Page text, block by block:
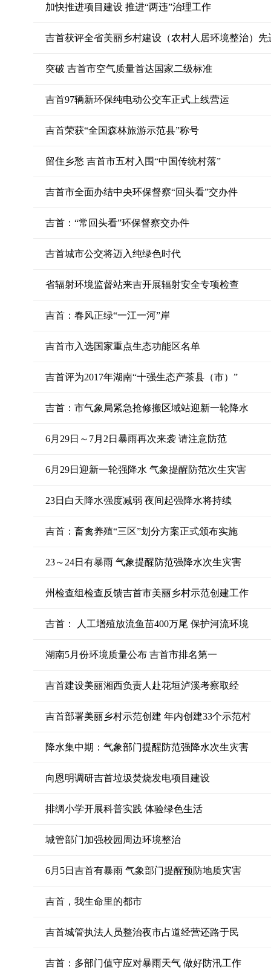
加快推进项目建设 推进“两违”治理工作
吉首获评全省美丽乡村建设（农村人居环境整治）先
突破 吉首市空气质量首达国家二级标准
吉首97辆新环保纯电动公交车正式上线营运
吉首荣获“全国森林旅游示范县”称号
留住乡愁 吉首市五村入围“中国传统村落”
吉首市全面办结中央环保督察“回头看”交办件
吉首：“常回头看”环保督察交办件
吉首城市公交将迈入纯绿色时代
省辐射环境监督站来吉开展辐射安全专项检查
吉首：春风正绿“一江一河”岸
吉首市入选国家重点生态功能区名单
吉首评为2017年湖南“十强生态产茶县（市）”
吉首：市气象局紧急抢修搬区域站迎新一轮降水
6月29日～7月2日暴雨再次来袭 请注意防范
6月29日迎新一轮强降水 气象提醒防范次生灾害
23日白天降水强度减弱 夜间起强降水将持续
吉首：畜禽养殖“三区”划分方案正式颁布实施
23～24日有暴雨 气象提醒防范强降水次生灾害
州检查组检查反馈吉首市美丽乡村示范创建工作
吉首： 人工增殖放流鱼苗400万尾 保护河流环境
湖南5月份环境质量公布 吉首市排名第一
吉首建设美丽湘西负责人赴花垣泸溪考察取经
吉首部署美丽乡村示范创建 年内创建33个示范村
降水集中期：气象部门提醒防范强降水次生灾害
向恩明调研吉首垃圾焚烧发电项目建设
排绸小学开展科普实践 体验绿色生活
城管部门加强校园周边环境整治
6月5日吉首有暴雨 气象部门提醒预防地质灾害
吉首，我生命里的都市
吉首城管执法人员整治夜市占道经营还路于民
吉首：多部门值守应对暴雨天气 做好防汛工作